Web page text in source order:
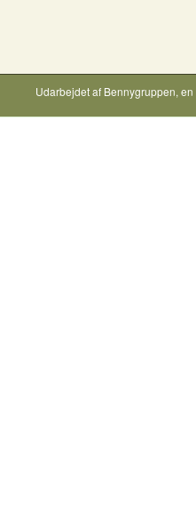
Udarbejdet af Bennygruppen,